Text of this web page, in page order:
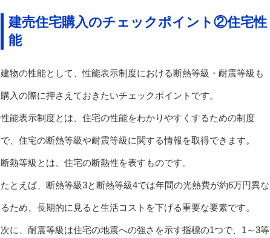
建売住宅購入のチェックポイント②住宅性
能
建物の性能として、性能表示制度における断熱等級・耐震等級も
購入の際に押さえておきたいチェックポイントです。
性能表示制度とは、住宅の性能をわかりやすくするための制度
で、住宅の断熱等級や耐震等級に関する情報を取得できます。
断熱等級とは、住宅の断熱性を表すものです。
たとえば、断熱等級3と断熱等級4では年間の光熱費が約6万円異な
るため、長期的に見ると生活コストを下げる重要な要素です。
次に、耐震等級は住宅の地震への強さを示す指標の1つで、1～3等